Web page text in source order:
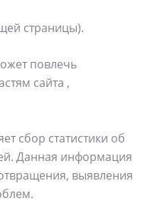
страницы).
повлечь
сайта ,
сбор статистики об
Данная информация
выявления